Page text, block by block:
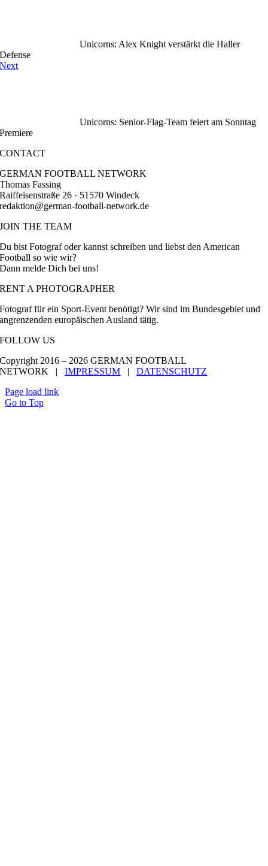
Unicorns: Alex Knight verstärkt die Haller
Defense
Next
Unicorns: Senior-Flag-Team feiert am Sonntag
Premiere
CONTACT
GERMAN FOOTBALL NETWORK
Thomas Fassing
Raiffeisenstraße 26 · 51570 Windeck
redaktion@german-football-network.de
JOIN THE TEAM
Du bist Fotograf oder kannst schreiben und liebst den American
Football so wie wir?
Dann melde Dich bei uns!
RENT A PHOTOGRAPHER
Fotograf für ein Sport-Event benötigt? Wir sind im Bundesgebiet und
angrenzenden europäischen Ausland tätig.
FOLLOW US
Copyright 2016 – 2026 GERMAN FOOTBALL
NETWORK |IMPRESSUM |DATENSCHUTZ
Page load link
Go to Top